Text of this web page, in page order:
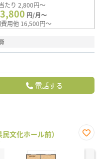
たり 2,800円～
円/月～
用他 16,500円～
電話する
文化ホール前）
に入